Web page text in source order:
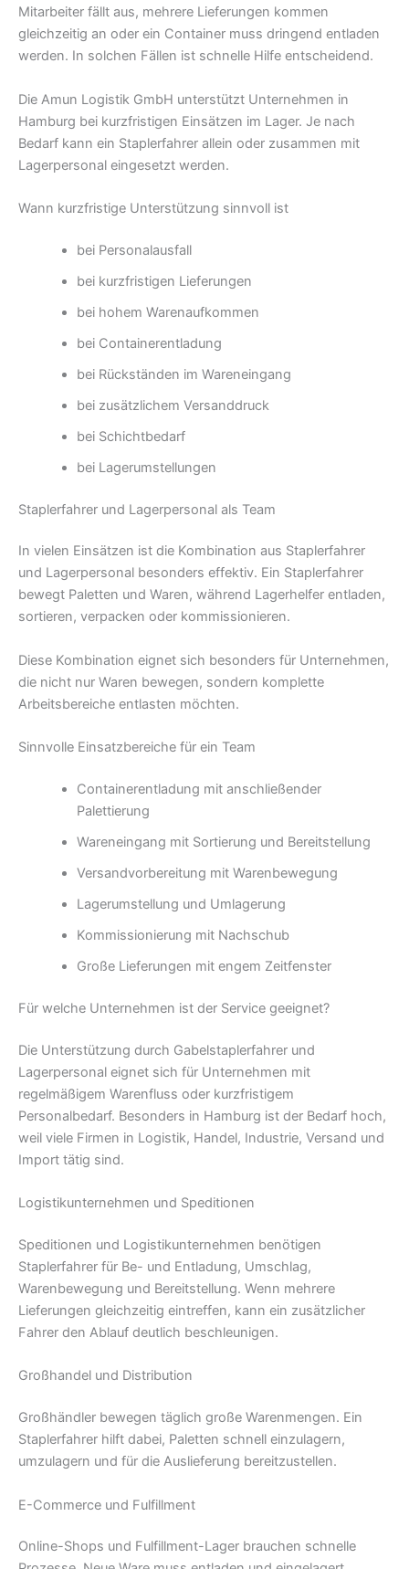
Mitarbeiter fällt aus, mehrere Lieferungen kommen
gleichzeitig an oder ein Container muss dringend entladen
werden. In solchen Fällen ist schnelle Hilfe entscheidend.
Die Amun Logistik GmbH unterstützt Unternehmen in
Hamburg bei kurzfristigen Einsätzen im Lager. Je nach
Bedarf kann ein Staplerfahrer allein oder zusammen mit
Lagerpersonal eingesetzt werden.
Wann kurzfristige Unterstützung sinnvoll ist
bei Personalausfall
bei kurzfristigen Lieferungen
bei hohem Warenaufkommen
bei Containerentladung
bei Rückständen im Wareneingang
bei zusätzlichem Versanddruck
bei Schichtbedarf
bei Lagerumstellungen
Staplerfahrer und Lagerpersonal als Team
In vielen Einsätzen ist die Kombination aus Staplerfahrer
und Lagerpersonal besonders effektiv. Ein Staplerfahrer
bewegt Paletten und Waren, während Lagerhelfer entladen,
sortieren, verpacken oder kommissionieren.
Diese Kombination eignet sich besonders für Unternehmen,
die nicht nur Waren bewegen, sondern komplette
Arbeitsbereiche entlasten möchten.
Sinnvolle Einsatzbereiche für ein Team
Containerentladung mit anschließender
Palettierung
Wareneingang mit Sortierung und Bereitstellung
Versandvorbereitung mit Warenbewegung
Lagerumstellung und Umlagerung
Kommissionierung mit Nachschub
Große Lieferungen mit engem Zeitfenster
Für welche Unternehmen ist der Service geeignet?
Die Unterstützung durch Gabelstaplerfahrer und
Lagerpersonal eignet sich für Unternehmen mit
regelmäßigem Warenfluss oder kurzfristigem
Personalbedarf. Besonders in Hamburg ist der Bedarf hoch,
weil viele Firmen in Logistik, Handel, Industrie, Versand und
Import tätig sind.
Logistikunternehmen und Speditionen
Speditionen und Logistikunternehmen benötigen
Staplerfahrer für Be- und Entladung, Umschlag,
Warenbewegung und Bereitstellung. Wenn mehrere
Lieferungen gleichzeitig eintreffen, kann ein zusätzlicher
Fahrer den Ablauf deutlich beschleunigen.
Großhandel und Distribution
Großhändler bewegen täglich große Warenmengen. Ein
Staplerfahrer hilft dabei, Paletten schnell einzulagern,
umzulagern und für die Auslieferung bereitzustellen.
E-Commerce und Fulfillment
Online-Shops und Fulfillment-Lager brauchen schnelle